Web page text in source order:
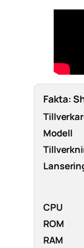
Fakta:
Modell
CPU
ROM
RAM